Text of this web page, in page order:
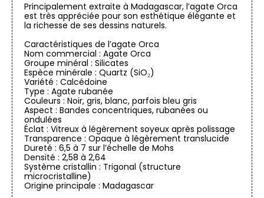
Principalement extraite à Madagascar, l’agate Orca
est très appréciée pour son esthétique élégante et
la richesse de ses dessins naturels.
Caractéristiques de l’agate Orca
Nom commercial : Agate Orca
Groupe minéral : Silicates
Espèce minérale : Quartz (SiO₂)
Variété : Calcédoine
Type : Agate rubanée
Couleurs : Noir, gris, blanc, parfois bleu gris
Aspect : Bandes concentriques, rubanées ou
ondulées
Éclat : Vitreux à légèrement soyeux après polissage
Transparence : Opaque à légèrement translucide
Dureté : 6,5 à 7 sur l’échelle de Mohs
Densité : 2,58 à 2,64
Système cristallin : Trigonal (structure
microcristalline)
Origine principale : Madagascar